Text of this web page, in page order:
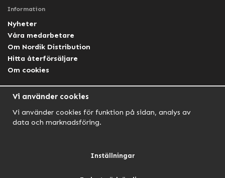
Information
Nyheter
Våra medarbetare
Om Nordik Distribution
Hitta återförsäljare
Om cookies
Facebook Lightforce Sweden
Vi använder cookies
Vi använder cookies för funktion på sidan, analys av
data och marknadsföring.
Inställningar